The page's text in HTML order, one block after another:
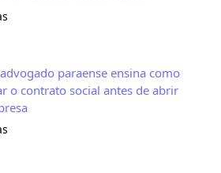
paraense ensina como
o contrato social antes de abrir